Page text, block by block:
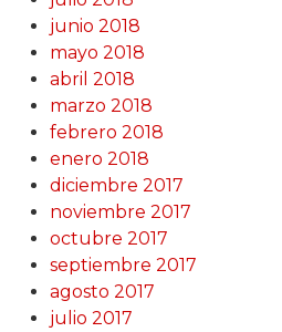
junio 2018
mayo 2018
abril 2018
marzo 2018
febrero 2018
enero 2018
diciembre 2017
noviembre 2017
octubre 2017
septiembre 2017
agosto 2017
julio 2017